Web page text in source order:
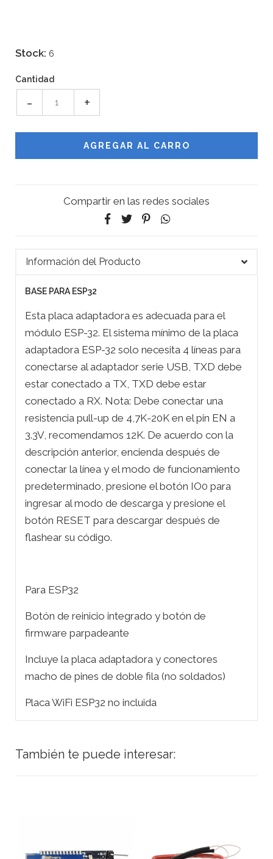
Stock: 6
Cantidad
- +
Compartir en las redes sociales
Información del Producto
BASE PARA ESP32
Esta placa adaptadora es adecuada para el
módulo ESP-32. El sistema mínimo de la placa
adaptadora ESP-32 solo necesita 4 líneas para
conectarse al adaptador serie USB, TXD debe
estar conectado a TX, TXD debe estar
conectado a RX. Nota: Debe conectar una
resistencia pull-up de 4,7K-20K en el pin EN a
3.3V, recomendamos 12K. De acuerdo con la
descripción anterior, encienda después de
conectar la línea y el modo de funcionamiento
predeterminado, presione el botón IO0 para
ingresar al modo de descarga y presione el
botón RESET para descargar después de
flashear su código.
Para ESP32
Botón de reinicio integrado y botón de
firmware parpadeante
Incluye la placa adaptadora y conectores
macho de pines de doble fila (no soldados)
Placa WiFi ESP32 no incluida
También te puede interesar: